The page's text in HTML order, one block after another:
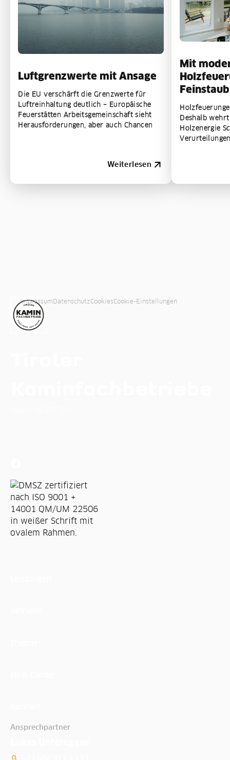
Luftgrenzwerte mit Ansage
Die EU verschärft die Grenzwerte für
Luftreinhaltung deutlich – Europäische
Feuerstätten Arbeitsgemeinschaft sieht
Herausforderungen, aber auch Chancen
Weiterlesen
Mit
Deshalb
Holzenergie
ImpressumDatenschutzCookiesCookie-Einstellungen
Ansprechpartner